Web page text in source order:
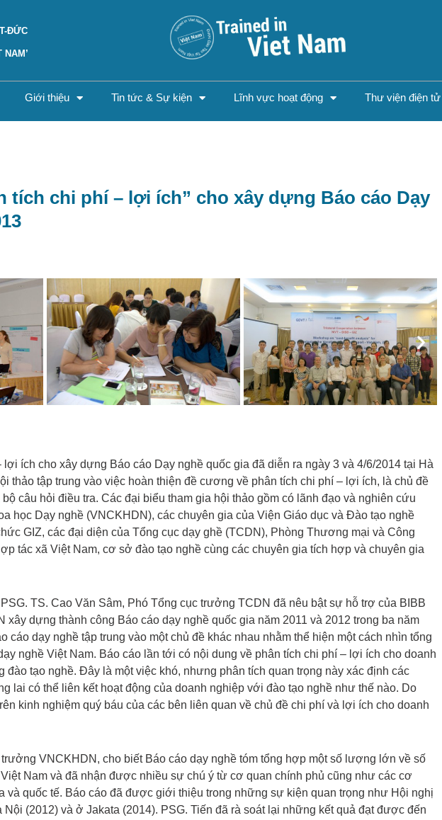
ĐỨC
Giới thiệu Tin tức & Sự kiện Lĩnh vực hoạt động Thư viện điện tử
tích chi phí – lợi ích” cho xây dựng Báo cáo Dạy
Next
lợi ích cho xây dựng Báo cáo Dạy nghề quốc gia đã diễn ra ngày 3 và 4/6/2014 tại Hà
thảo tập trung vào việc hoàn thiện đề cương về phân tích chi phí – lợi ích, là chủ đề
câu hỏi điều tra. Các đại biểu tham gia hội thảo gồm có lãnh đạo và nghiên cứu
học Dạy nghề (VNCKHDN), các chuyên gia của Viện Giáo dục và Đào tạo nghề
GIZ, các đại diện của Tổng cục dạy ghề (TCDN), Phòng Thương mại và Công
tác xã Việt Nam, cơ sở đào tạo nghề cùng các chuyên gia tích hợp và chuyên gia
TS. Cao Văn Sâm, Phó Tổng cục trưởng TCDN đã nêu bật sự hỗ trợ của BIBB
xây dựng thành công Báo cáo dạy nghề quốc gia năm 2011 và 2012 trong ba năm
cáo dạy nghề tập trung vào một chủ đề khác nhau nhằm thể hiện một cách nhìn tổng
nghề Việt Nam. Báo cáo lần tới có nội dung về phân tích chi phí – lợi ích cho doanh
đào tạo nghề. Đây là một việc khó, nhưng phân tích quan trọng này xác định các
lai có thể liên kết hoạt động của doanh nghiệp với đào tạo nghề như thế nào. Do
kinh nghiệm quý báu của các bên liên quan về chủ đề chi phí và lợi ích cho doanh
VNCKHDN, cho biết Báo cáo dạy nghề tóm tổng hợp một số lượng lớn về số
Việt Nam và đã nhận được nhiều sự chú ý từ cơ quan chính phủ cũng như các cơ
và quốc tế. Báo cáo đã được giới thiệu trong những sự kiện quan trọng như Hội nghị
(2012) và ở Jakata (2014). PSG. Tiến đã rà soát lại những kết quả đạt được đến